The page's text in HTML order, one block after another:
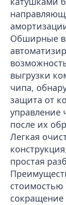
Обширные
выгрузки
чипа,
защита от
управление
после их
Легкая
простая
стоимостью
сокращение